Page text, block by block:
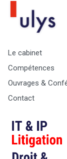
Le cabinet
Compétences
Ouvrages &
Contact